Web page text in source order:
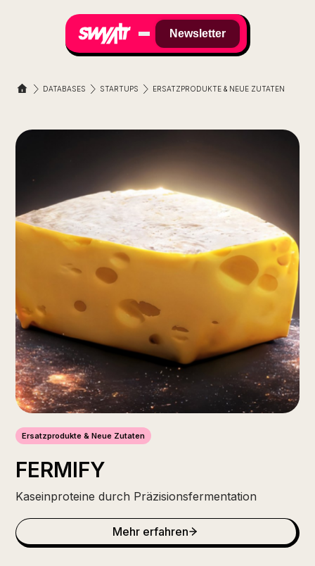
Newsletter
DATABASES STARTUPS ERSATZPRODUKTE & NEUE ZUTATEN
Ersatzprodukte & Neue Zutaten
FERMIFY
Kaseinproteine durch Präzisionsfermentation
Mehr erfahren